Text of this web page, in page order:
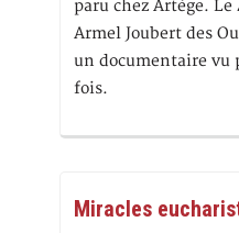
paru chez Artège. Le
Armel Joubert des
un documentaire vu
fois.
Miracles